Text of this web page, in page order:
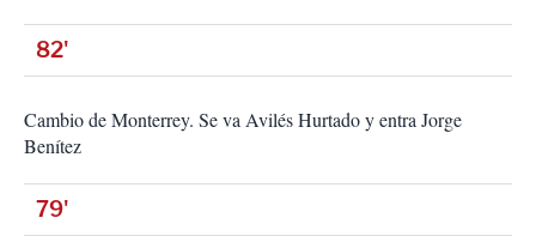
82'
Cambio de Monterrey. Se va Avilés Hurtado y entra Jorge
Benítez
79'